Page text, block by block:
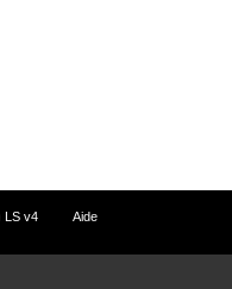
LS v4 Aide